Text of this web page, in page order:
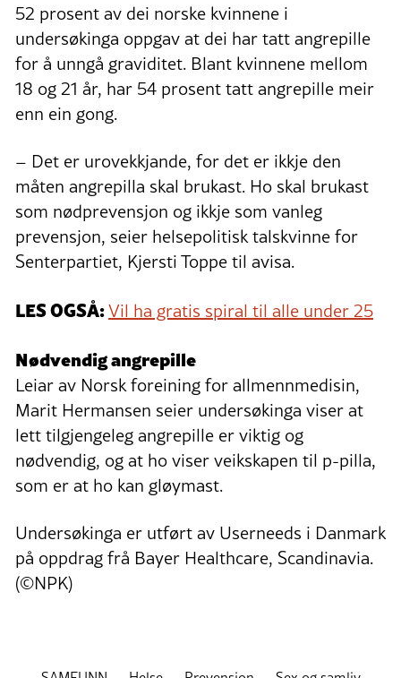
52 prosent av dei norske kvinnene i
undersøkinga oppgav at dei har tatt angrepille
for å unngå graviditet. Blant kvinnene mellom
18 og 21 år, har 54 prosent tatt angrepille meir
enn ein gong.
– Det er urovekkjande, for det er ikkje den
måten angrepilla skal brukast. Ho skal brukast
som nødprevensjon og ikkje som vanleg
prevensjon, seier helsepolitisk talskvinne for
Senterpartiet, Kjersti Toppe til avisa.
LES OGSÅ:Vil ha gratis spiral til alle under 25
Nødvendig angrepille
Leiar av Norsk foreining for allmennmedisin,
Marit Hermansen seier undersøkinga viser at
lett tilgjengeleg angrepille er viktig og
nødvendig, og at ho viser veikskapen til p-pilla,
som er at ho kan gløymast.
Undersøkinga er utført av Userneeds i Danmark
på oppdrag frå Bayer Healthcare, Scandinavia.
(©NPK)